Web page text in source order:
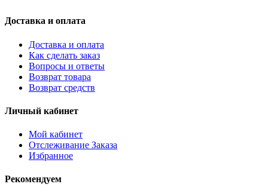
Доставка и оплата
Доставка и оплата
Как сделать заказ
Вопросы и ответы
Возврат товара
Возврат средств
Личный кабинет
Мой кабинет
Отслеживание Заказа
Избранное
Рекомендуем